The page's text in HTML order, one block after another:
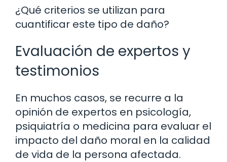
¿Qué criterios se utilizan para
cuantificar este tipo de daño?
Evaluación de expertos y
testimonios
En muchos casos, se recurre a la
opinión de expertos en psicología,
psiquiatría o medicina para evaluar el
impacto del daño moral en la calidad
de vida de la persona afectada.